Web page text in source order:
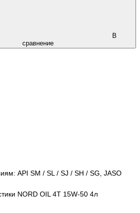
В
сравнение
API SM / SL / SJ / SH / SG, JASO
NORD OIL 4Т 15W-50 4л